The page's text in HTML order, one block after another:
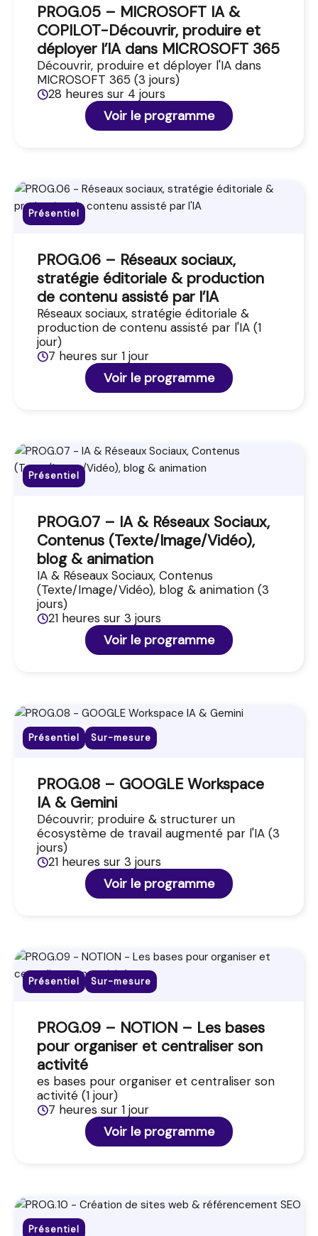
PROG.05 – MICROSOFT IA &
COPILOT-Découvrir, produire et
déployer l’IA dans MICROSOFT 365
Découvrir, produire et déployer l'IA dans
MICROSOFT 365 (3 jours)
28 heures sur 4 jours
Voir le programme
Présentiel
PROG.06 – Réseaux sociaux,
stratégie éditoriale & production
de contenu assisté par l’IA
Réseaux sociaux, stratégie éditoriale &
production de contenu assisté par l'IA (1
jour)
7 heures sur 1 jour
Voir le programme
Présentiel
PROG.07 – IA & Réseaux Sociaux,
Contenus (Texte/Image/Vidéo),
blog & animation
IA & Réseaux Sociaux, Contenus
(Texte/Image/Vidéo), blog & animation (3
jours)
21 heures sur 3 jours
Voir le programme
Présentiel Sur-mesure
PROG.08 – GOOGLE Workspace
IA & Gemini
Découvrir; produire & structurer un
écosystème de travail augmenté par l'IA (3
jours)
21 heures sur 3 jours
Voir le programme
Présentiel Sur-mesure
PROG.09 – NOTION – Les bases
pour organiser et centraliser son
activité
es bases pour organiser et centraliser son
activité (1 jour)
7 heures sur 1 jour
Voir le programme
Présentiel